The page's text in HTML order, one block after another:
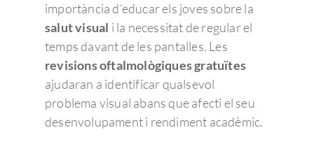
importància d’educar els joves sobre la
salut visual i la necessitat de regular el
temps davant de les pantalles. Les
revisions oftalmològiques gratuïtes
ajudaran a identificar qualsevol
problema visual abans que afecti el seu
desenvolupament i rendiment acadèmic.